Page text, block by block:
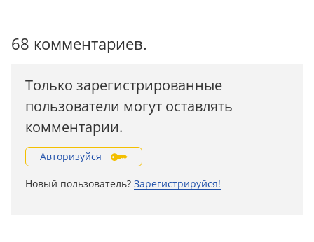
68 комментариев.
Только зарегистрированные
пользователи могут оставлять
комментарии.
Авторизуйся
Новый пользователь? Зарегистрируйся!